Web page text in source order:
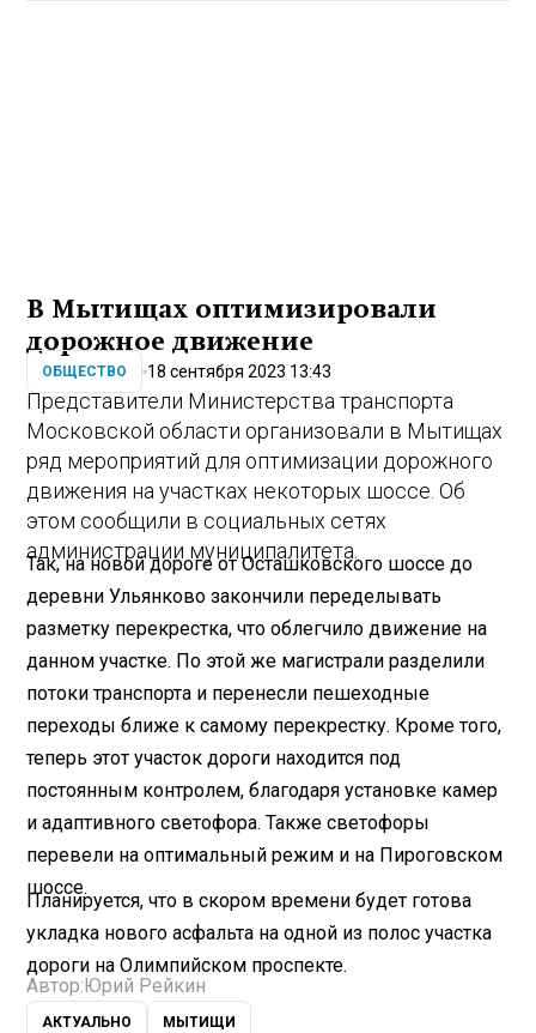
В Мытищах оптимизировали
дорожное движение
ОБЩЕСТВО 18 сентября 2023 13:43
Представители Министерства транспорта
Московской области организовали в Мытищах
ряд мероприятий для оптимизации дорожного
движения на участках некоторых шоссе. Об
этом сообщили в социальных сетях
администрации муниципалитета.
Так, на новой дороге от Осташковского шоссе до
деревни Ульянково закончили переделывать
разметку перекрестка, что облегчило движение на
данном участке. По этой же магистрали разделили
потоки транспорта и перенесли пешеходные
переходы ближе к самому перекрестку. Кроме того,
теперь этот участок дороги находится под
постоянным контролем, благодаря установке камер
и адаптивного светофора. Также светофоры
перевели на оптимальный режим и на Пироговском
шоссе.
Планируется, что в скором времени будет готова
укладка нового асфальта на одной из полос участка
дороги на Олимпийском проспекте.
Автор:Юрий Рейкин
АКТУАЛЬНО МЫТИЩИ